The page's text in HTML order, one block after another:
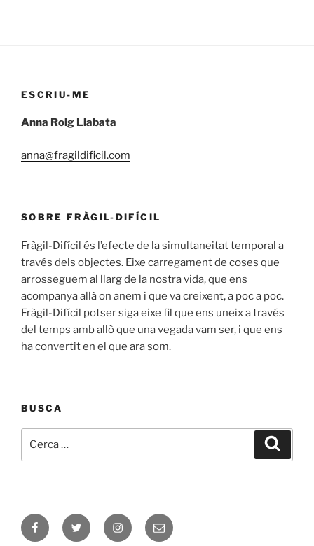
ESCRIU-ME
Anna Roig Llabata
anna@fragildificil.com
SOBRE FRÀGIL-DIFÍCIL
Fràgil-Difícil és l’efecte de la simultaneitat temporal a
través dels objectes. Eixe carregament de coses que
arrosseguem al llarg de la nostra vida, que ens
acompanya allà on anem i que va creixent, a poc a poc.
Fràgil-Difícil potser siga eixe fil que ens uneix a través
del temps amb allò que una vegada vam ser, i que ens
ha convertit en el que ara som.
BUSCA
FacebookTwitter Instagram
E-
mail